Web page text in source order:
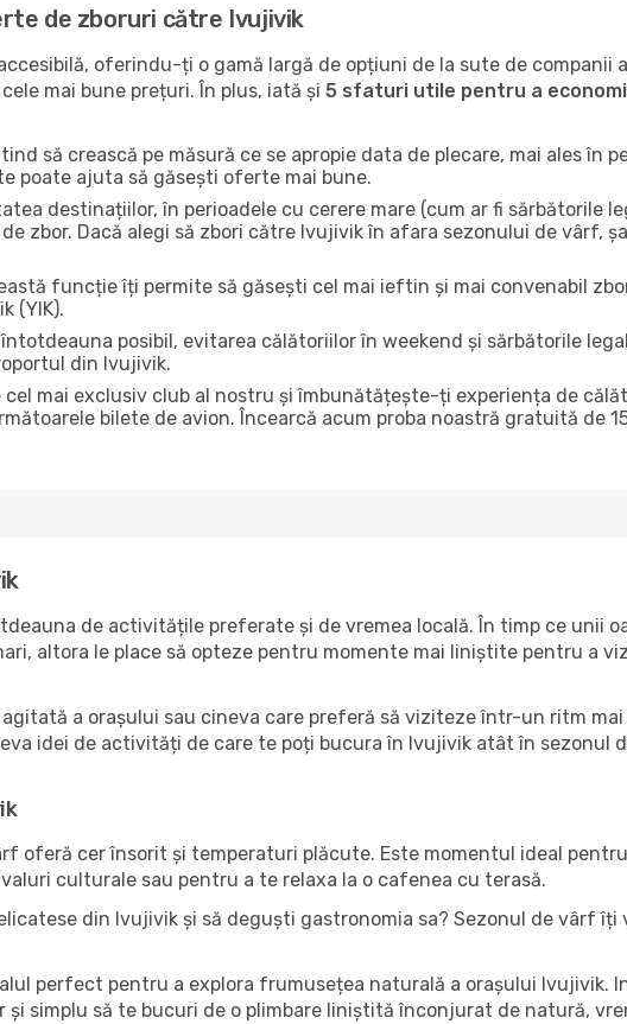
de zboruri către Ivujivik
oferindu-ți o gamă largă de opțiuni de la sute de companii
mai bune prețuri. În plus, iată și 5 sfaturi utile pentru a
să crească pe măsură ce se apropie data de plecare, mai ales în
poate ajuta să găsești oferte mai bune.
destinațiilor, în perioadele cu cerere mare (cum ar fi sărbătorile
zbor. Dacă alegi să zbori către Ivujivik în afara sezonului de vârf,
funcție îți permite să găsești cel mai ieftin și mai convenabil
(YIK).
posibil, evitarea călătoriilor în weekend și sărbătorile
din Ivujivik.
cel mai exclusiv club al nostru și îmbunătățește-ți experiența de
bilete de avion. Încearcă acum proba noastră gratuită de
de activitățile preferate și de vremea locală. În timp ce unii
altora le place să opteze pentru momente mai liniștite pentru a
a orașului sau cineva care preferă să viziteze într-un ritm
idei de activități de care te poți bucura în Ivujivik atât în ​​sezonul
oferă cer însorit și temperaturi plăcute. Este momentul ideal
culturale sau pentru a te relaxa la o cafenea cu terasă.
din Ivujivik și să deguști gastronomia sa? Sezonul de vârf
perfect pentru a explora frumusețea naturală a orașului Ivujivik.
simplu să te bucuri de o plimbare liniștită înconjurat de natură,